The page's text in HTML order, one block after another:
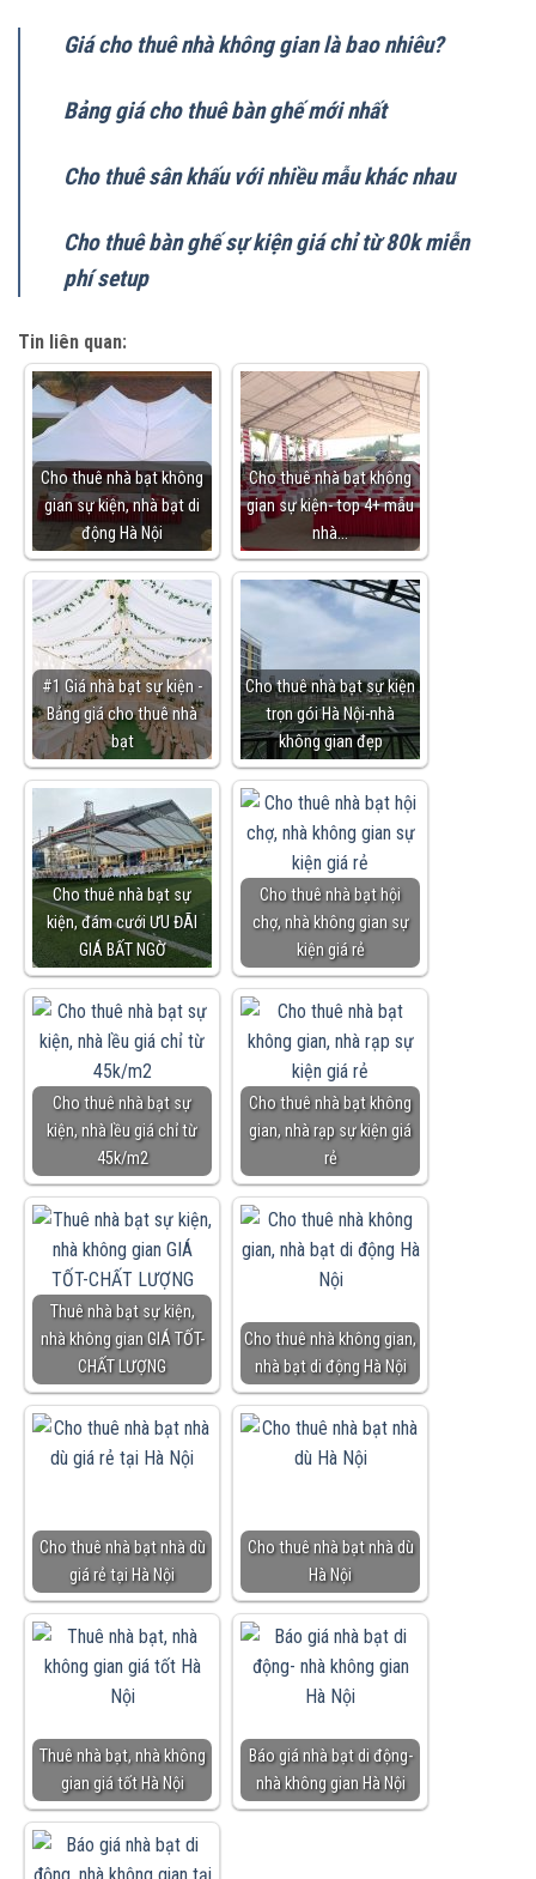
Giá cho thuê nhà không gian là bao nhiêu?
Bảng giá cho thuê bàn ghế mới nhất
Cho thuê sân khấu với nhiều mẫu khác nhau
Cho thuê bàn ghế sự kiện giá chỉ từ 80k miễn
phí setup
Tin liên quan:
Cho thuê nhà bạt không
gian sự kiện, nhà bạt di
động Hà Nội
Cho thuê nhà bạt không
gian sự kiện- top 4+ mẫu
nhà…
#1 Giá nhà bạt sự kiện -
Bảng giá cho thuê nhà
bạt
Cho thuê nhà bạt sự kiện
trọn gói Hà Nội-nhà
không gian đẹp
Cho thuê nhà bạt sự
kiện, đám cưới ƯU ĐÃI
GIÁ BẤT NGỜ
Cho thuê nhà bạt hội
chợ, nhà không gian sự
kiện giá rẻ
Cho thuê nhà bạt sự
kiện, nhà lều giá chỉ từ
45k/m2
Cho thuê nhà bạt không
gian, nhà rạp sự kiện giá
rẻ
Thuê nhà bạt sự kiện,
nhà không gian GIÁ TỐT-
CHẤT LƯỢNG
Cho thuê nhà không gian,
nhà bạt di động Hà Nội
Cho thuê nhà bạt nhà dù
giá rẻ tại Hà Nội
Cho thuê nhà bạt nhà dù
Hà Nội
Thuê nhà bạt, nhà không
gian giá tốt Hà Nội
Báo giá nhà bạt di động-
nhà không gian Hà Nội